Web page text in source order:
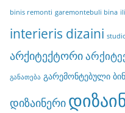
binis remonti garemontebuli bina
interieris dizaini
არქიტექტორი
განათება გარემონტებული
დიზაინერი